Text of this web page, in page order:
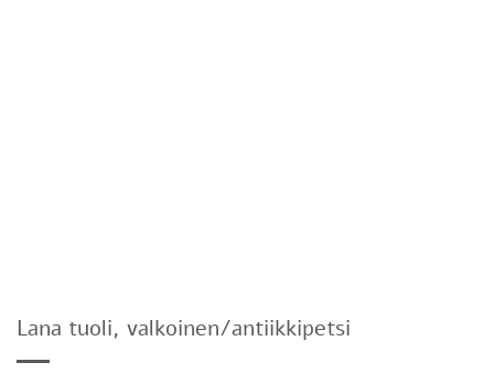
Lana tuoli, valkoinen/antiikkipetsi